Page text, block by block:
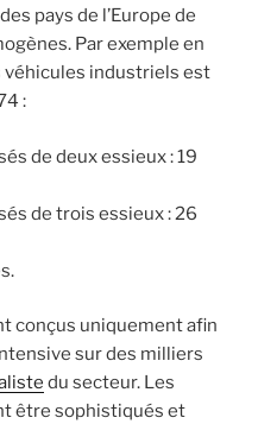
pays de l’Europe de
Par exemple en
véhicules industriels est
:
de deux essieux : 19
de trois essieux : 26
conçus uniquement afin
sur des milliers
du secteur. Les
être sophistiqués et